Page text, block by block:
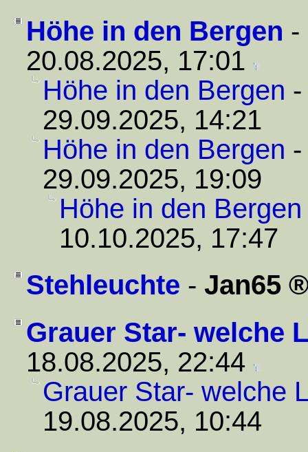
Höhe in den Bergen -
20.08.2025, 17:01
Höhe in den Bergen
29.09.2025, 14:21
Höhe in den Bergen
29.09.2025, 19:09
Höhe in den Bergen
10.10.2025, 17:47
Stehleuchte - Jan65
Grauer Star- welche
18.08.2025, 22:44
Grauer Star- welche
19.08.2025, 10:44